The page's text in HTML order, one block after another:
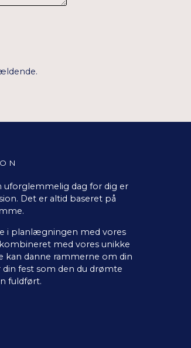
uforglemmelig dag for dig er
Det er altid baseret på
i planlægningen med vores
med vores unikke
kan danne rammerne om din
fest som den du drømte
fuldført.